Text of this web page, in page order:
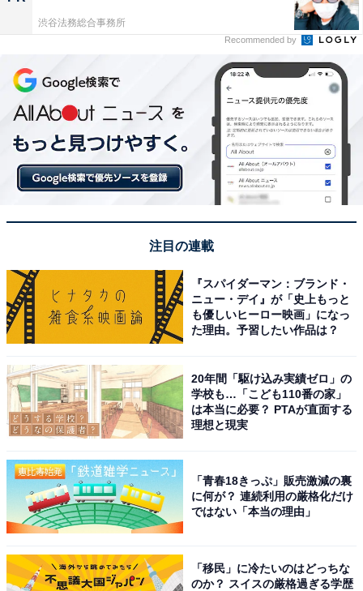
渋谷法務総合事務所
Recommended by
注目の連載
『スパイダーマン：ブランド・
ニュー・デイ』が「史上もっと
も優しいヒーロー映画」になっ
た理由。予習したい作品は？
20年間「駆け込み実績ゼロ」の
学校も…「こども110番の家」
は本当に必要？ PTAが直面する
理想と現実
「青春18きっぷ」販売激減の裏
に何が？ 連続利用の厳格化だけ
ではない「本当の理由」
「移民」に冷たいのはどっちな
のか？ スイスの厳格過ぎる学歴